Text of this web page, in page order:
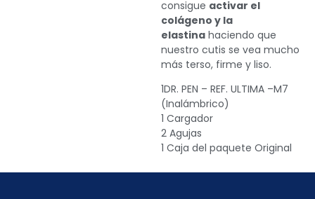
consigue activar el
colágeno y la
elastinahaciendo que
nuestro cutis se vea mucho
más terso, firme y liso.
1DR. PEN – REF. ULTIMA –M7
(Inalámbrico)
1 Cargador
2 Agujas
1 Caja del paquete Original